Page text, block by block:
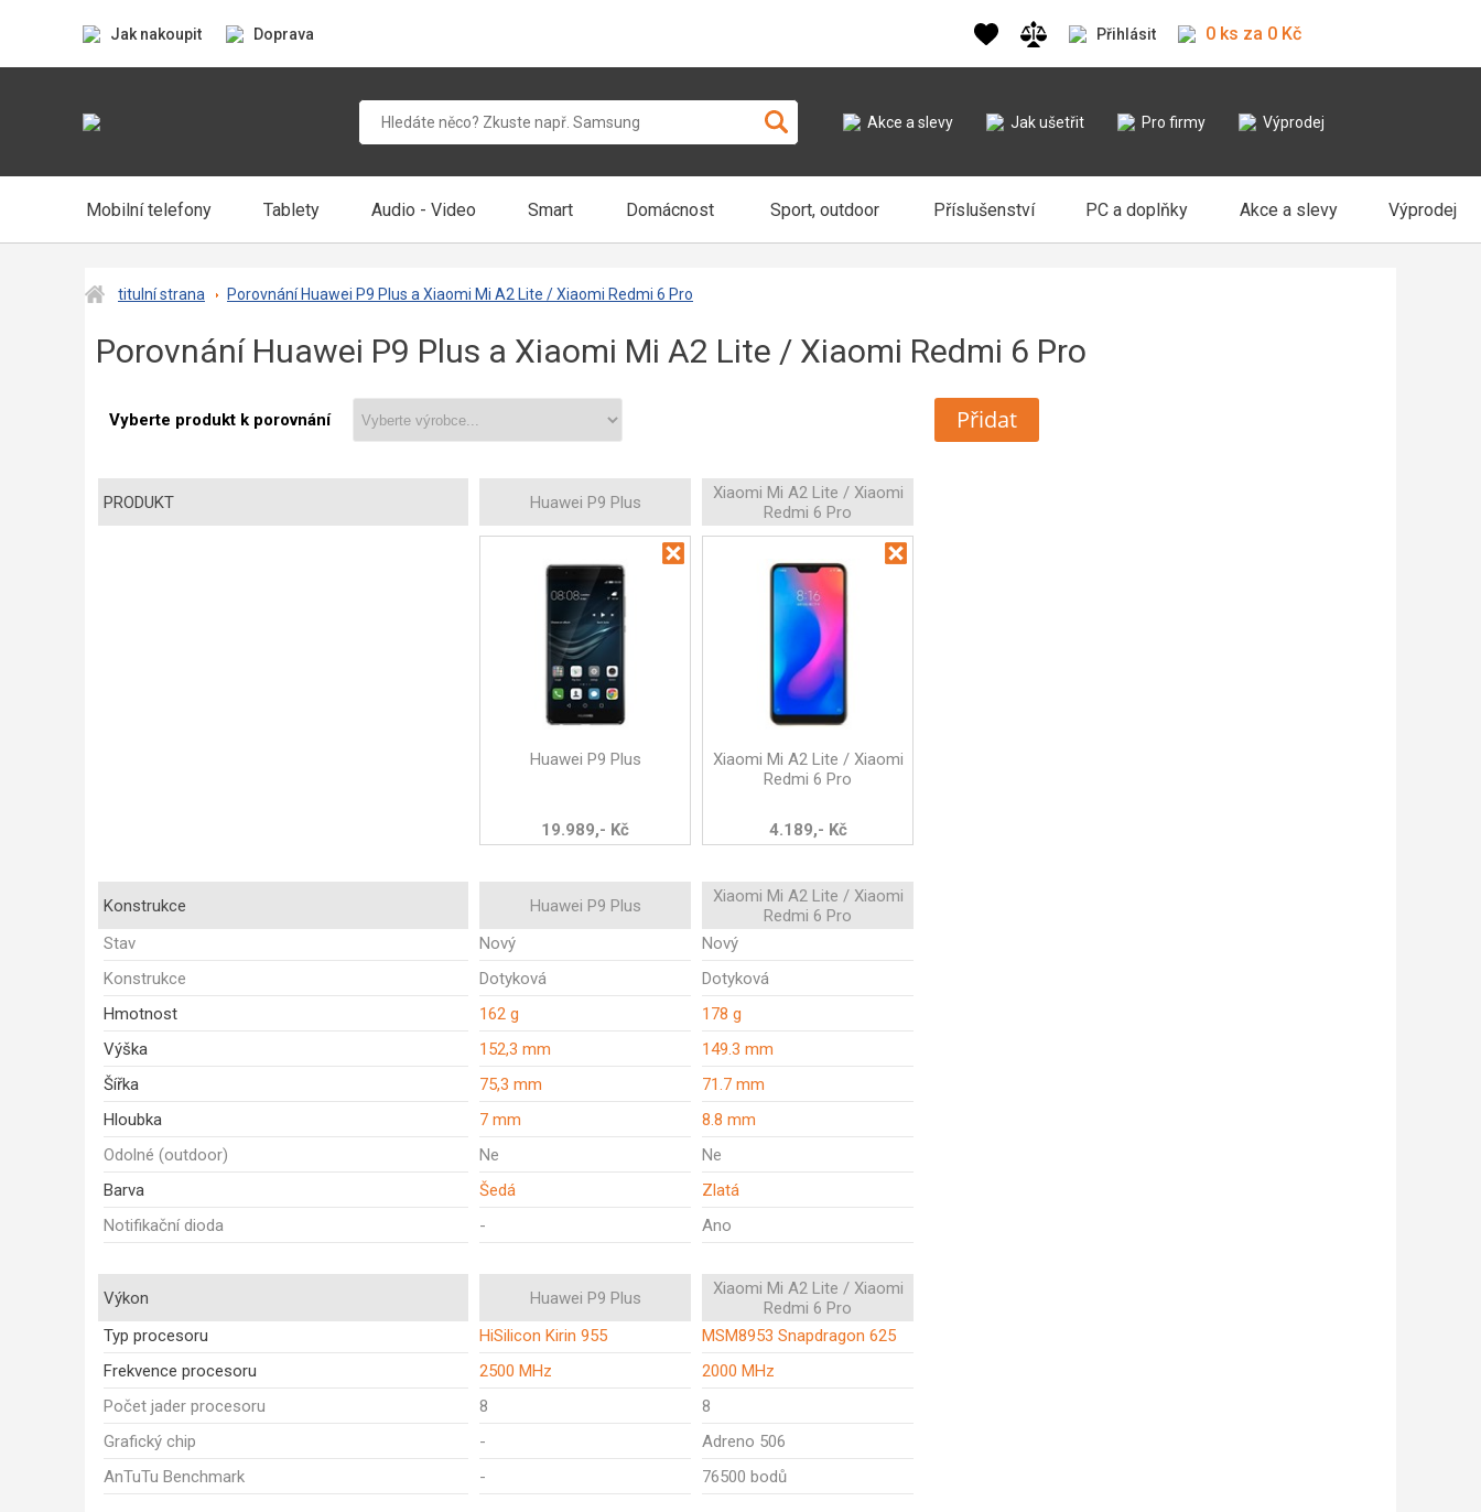
Jak nakoupit Doprava Přihlásit 0 ks za 0 Kč
Akce a slevy Jak ušetřit Pro firmy Výprodej
Mobilní telefony Tablety Audio - Video Smart Domácnost Sport, outdoor Příslušenství PC a doplňky Akce a slevy Výprodej
titulní strana Porovnání Huawei P9 Plus a Xiaomi Mi A2 Lite / Xiaomi Redmi 6 Pro
Porovnání Huawei P9 Plus a Xiaomi Mi A2 Lite / Xiaomi Redmi 6 Pro
Vyberte produkt k porovnání Přidat
PRODUKT Huawei P9 Plus
Xiaomi Mi A2 Lite / Xiaomi
Redmi 6 Pro
Huawei P9 Plus
19.989,- Kč
Xiaomi Mi A2 Lite / Xiaomi
Redmi 6 Pro
4.189,- Kč
Konstrukce Huawei P9 Plus
Xiaomi Mi A2 Lite / Xiaomi
Redmi 6 Pro
Stav
Nový
Nový
Konstrukce
Dotyková
Dotyková
Hmotnost
162 g
178 g
Výška
152,3 mm
149.3 mm
Šířka
75,3 mm
71.7 mm
Hloubka
7 mm
8.8 mm
Odolné (outdoor)
Ne
Ne
Barva
Šedá
Zlatá
Notifikační dioda
- Ano
Výkon Huawei P9 Plus
Xiaomi Mi A2 Lite / Xiaomi
Redmi 6 Pro
Typ procesoru
HiSilicon Kirin 955
MSM8953 Snapdragon 625
Frekvence procesoru
2500 MHz
2000 MHz
Počet jader procesoru
8
8
Grafický chip
-
Adreno 506
AnTuTu Benchmark
- 76500 bodů